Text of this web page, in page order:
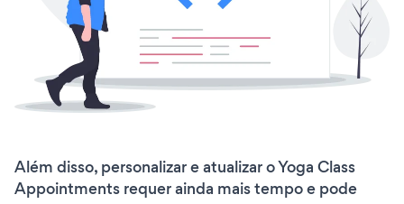
Além disso, personalizar e atualizar o Yoga Class
Appointments requer ainda mais tempo e pode